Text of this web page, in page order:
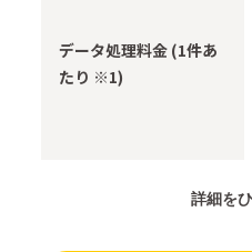
データ処理料金 (1件あ
たり ※1)
詳細を